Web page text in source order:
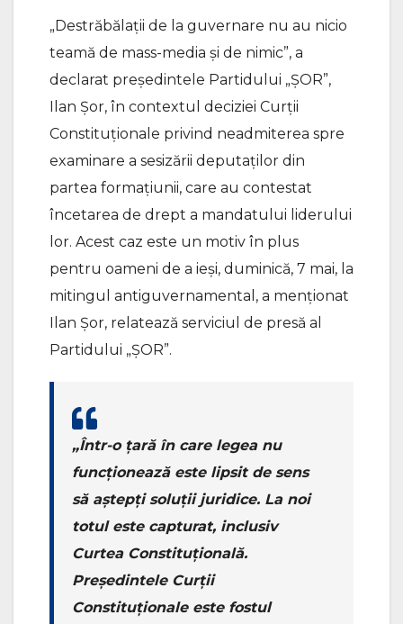
„Destrăbălații de la guvernare nu au nicio
teamă de mass-media și de nimic”, a
declarat președintele Partidului „ȘOR”,
Ilan Șor, în contextul deciziei Curții
Constituționale privind neadmiterea spre
examinare a sesizării deputaților din
partea formațiunii, care au contestat
încetarea de drept a mandatului liderului
lor. Acest caz este un motiv în plus
pentru oameni de a ieși, duminică, 7 mai, la
mitingul antiguvernamental, a menționat
Ilan Șor, relatează serviciul de presă al
Partidului „ȘOR”.
„Într-o țară în care legea nu
funcționează este lipsit de sens
să aștepți soluții juridice. La noi
totul este capturat, inclusiv
Curtea Constituțională.
Președintele Curții
Constituționale este fostul